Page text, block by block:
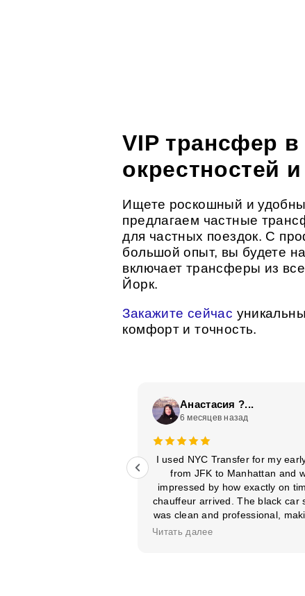
VIP трансфер
окрестностей
Ищете роскошный и
предлагаем частные
для частных поездок. С
большой опыт, вы будете
включает трансферы из
Йорк.
Закажите сейчас
комфорт и точность.
Анастасия ?...
6 месяцев назад
I used NYC Transfer for my
from JFK to Manhattan and
impressed by how exactly on
chauffeur arrived. The black car
was clean and professional,
whole airport transportation
Читать далее